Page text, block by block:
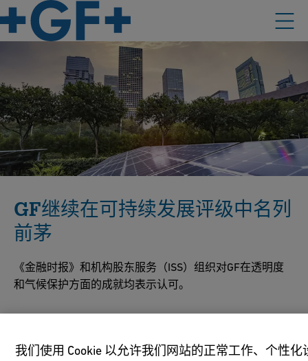
GF继续在可持续发展评级中名列
前茅
《金融时报》和机构股东服务（ISS）组织对GF在透明度
和气候保护方面的成就均表示认可。
领域的领先企业
。该商业出版物与独立数据收集机构Statista
我们使用 Cookie 以允许我们网站的正常工作、个性化